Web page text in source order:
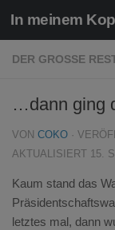
Zum Inhalt
In meinem
DER GROSSE REST
…dann ging
VON COKO ·
AKTUALISIERT 15.
Kaum stand das
letztes mal, dann